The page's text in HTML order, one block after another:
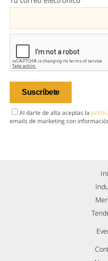
Al darte de alta aceptas la
emails de marketing con